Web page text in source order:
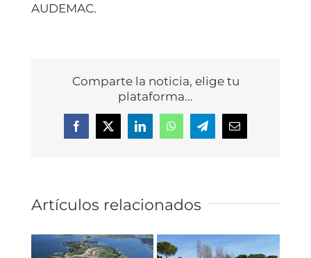
AUDEMAC.
Comparte la noticia, elige tu
plataforma...
Facebook
X LinkedInWhatsAppTelegramCorreo
electrónico
Artículos relacionados